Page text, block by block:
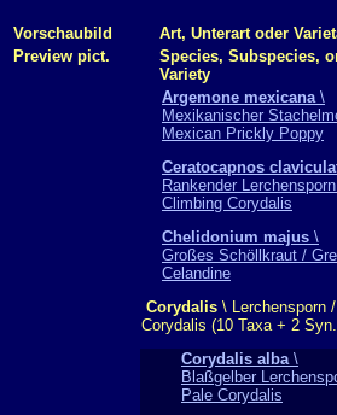
Vorschaubild Art, Unterart oder
Preview pict.
Species, Subspecies,
Variety
Argemone mexicana\
Mexikanischer
Mexican Prickly Poppy
Ceratocapnos
Rankender
Climbing Corydalis
Chelidonium majus \
Großes Schöllkraut /
Celandine
Corydalis \ Lerchensporn /
Corydalis (10 Taxa + 2
Corydalis alba\
Blaßgelber
Pale Corydalis